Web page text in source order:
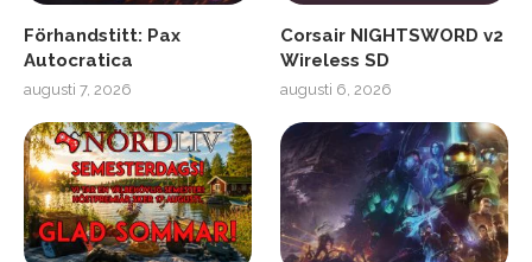
Förhandstitt: Pax
Autocratica
augusti 7, 2026
Corsair NIGHTSWORD v2
Wireless SD
augusti 6, 2026